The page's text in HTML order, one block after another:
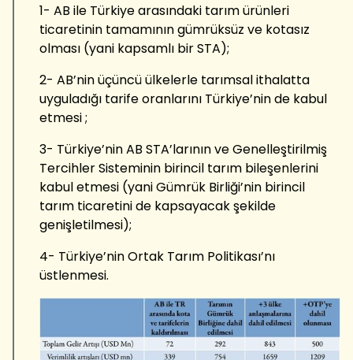
1- AB ile Türkiye arasındaki tarım ürünleri
ticaretinin tamamının gümrüksüz ve kotasız
olması (yani kapsamlı bir STA);
2- AB’nin üçüncü ülkelerle tarımsal ithalatta
uyguladığı tarife oranlarını Türkiye’nin de kabul
etmesi ;
3- Türkiye’nin AB STA’larının ve Genelleştirilmiş
Tercihler Sisteminin birincil tarım bileşenlerini
kabul etmesi (yani Gümrük Birliği’nin birincil
tarım ticaretini de kapsayacak şekilde
genişletilmesi);
4- Türkiye’nin Ortak Tarım Politikası’nı
üstlenmesi.